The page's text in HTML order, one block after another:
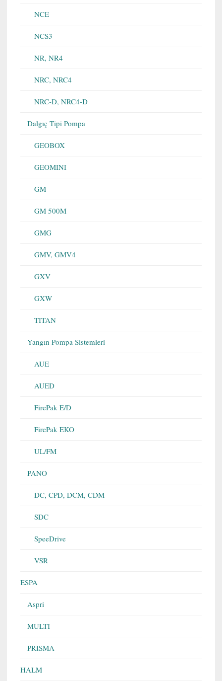
NCE
NCS3
NR, NR4
NRC, NRC4
NRC-D, NRC4-D
Dalgıç Tipi Pompa
GEOBOX
GEOMINI
GM
GM 500M
GMG
GMV, GMV4
GXV
GXW
TITAN
Yangın Pompa Sistemleri
AUE
AUED
FirePak E/D
FirePak EKO
UL/FM
PANO
DC, CPD, DCM, CDM
SDC
SpeeDrive
VSR
ESPA
Aspri
MULTI
PRISMA
HALM